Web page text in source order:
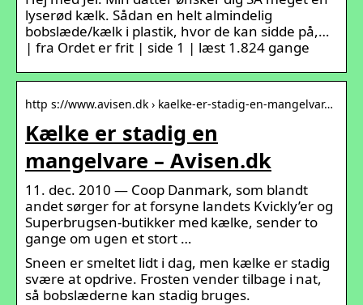
lyserød kælk. Sådan en helt almindelig
bobslæde/kælk i plastik, hvor de kan sidde på,…
| fra Ordet er frit | side 1 | læst 1.824 gange
http s://www.avisen.dk › kaelke-er-stadig-en-mangelvar…
Kælke er stadig en
mangelvare – Avisen.dk
11. dec. 2010 — Coop Danmark, som blandt
andet sørger for at forsyne landets Kvickly’er og
Superbrugsen-butikker med kælke, sender to
gange om ugen et stort …
Sneen er smeltet lidt i dag, men kælke er stadig
svære at opdrive. Frosten vender tilbage i nat,
så bobslæderne kan stadig bruges.